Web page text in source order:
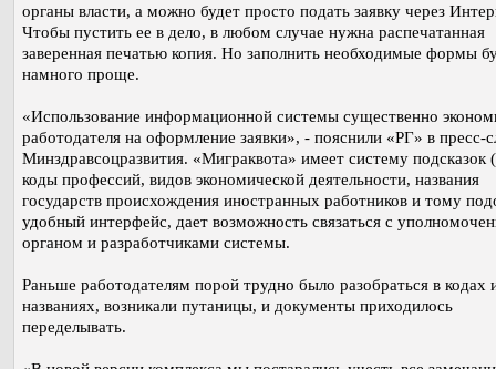
органы власти, а можно будет просто подать заявку через
Чтобы пустить ее в дело, в любом случае нужна распечатанная
заверенная печатью копия. Но заполнить необходимые формы
намного проще.
«Использование информационной системы существенно
работодателя на оформление заявки», - пояснили «РГ» в пресс-
Минздравсоцразвития. «Миграквота» имеет систему подсказок
коды профессий, видов экономической деятельности, названия
государств происхождения иностранных работников и тому
удобный интерфейс, дает возможность связаться с
органом и разработчиками системы.
Раньше работодателям порой трудно было разобраться в кодах
названиях, возникали путаницы, и документы приходилось
переделывать.